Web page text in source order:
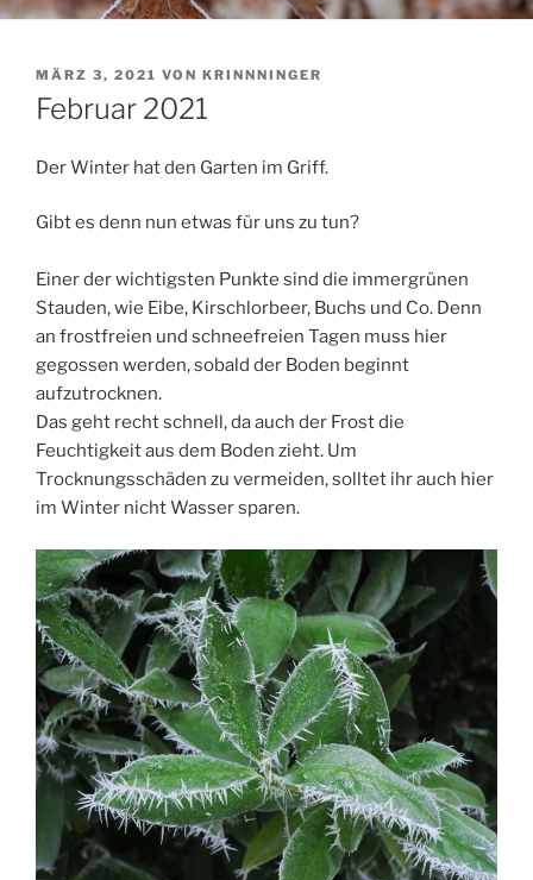
VERÖFFENTLICHT
AM
MÄRZ 3, 2021 VON KRINNNINGER
Februar 2021
Der Winter hat den Garten im Griff.
Gibt es denn nun etwas für uns zu tun?
Einer der wichtigsten Punkte sind die immergrünen
Stauden, wie Eibe, Kirschlorbeer, Buchs und Co. Denn
an frostfreien und schneefreien Tagen muss hier
gegossen werden, sobald der Boden beginnt
aufzutrocknen.
Das geht recht schnell, da auch der Frost die
Feuchtigkeit aus dem Boden zieht. Um
Trocknungsschäden zu vermeiden, solltet ihr auch hier
im Winter nicht Wasser sparen.